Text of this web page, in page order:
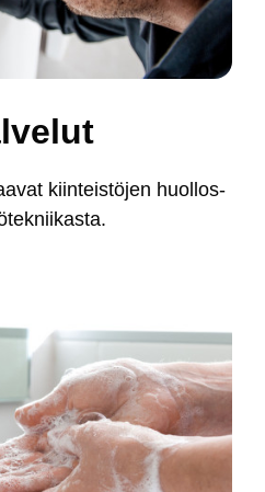
kiin­teis­tö­jen huol­los­